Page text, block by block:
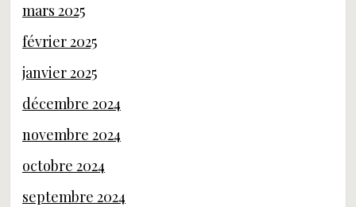
mars 2025
février 2025
janvier 2025
décembre 2024
novembre 2024
octobre 2024
septembre 2024